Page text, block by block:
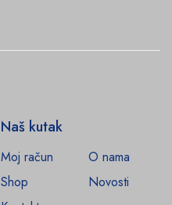
Naš kutak
Moj račun
O nama
Shop
Novosti